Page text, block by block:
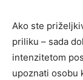
Ako ste
priliku – sada
intenzitetom
upoznati osobu